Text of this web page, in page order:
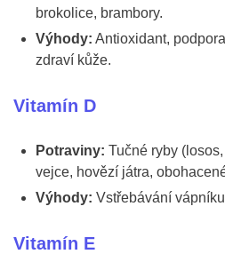
brokolice, brambory.
Výhody: Antioxidant,
zdraví kůže.
Vitamín D
Potraviny: Tučné ryby
vejce, hovězí játra,
Výhody: Vstřebávání
Vitamín E